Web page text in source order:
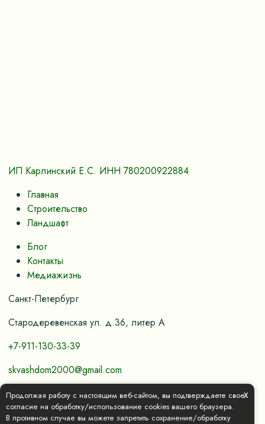
ИП Карлинский Е.С. ИНН 780200922884
Главная
Строительство
Ландшафт
Блог
Контакты
Медиажизнь
Санкт-Петербург
Стародеревенская ул. д.36, литер А
+7-911-130-33-39
skvashdom2000@gmail.com
Политика конфиденциальности и обработки
Продолжая работу с настоящим веб-сайтом, вы подтверждаете свое
согласие на обработку/использование cookies вашего браузера.
В противном случае вы можете запретить сохранение/обработку
x